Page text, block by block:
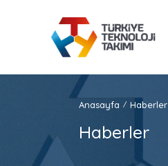
Anasayfa / Haberler
Haberler